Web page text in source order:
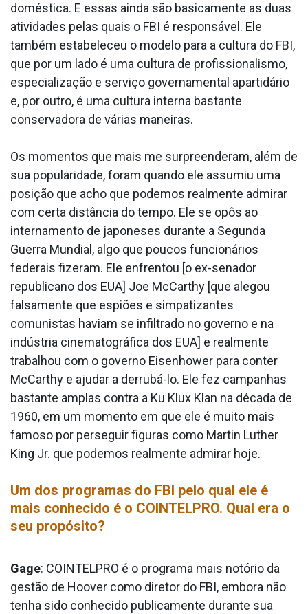
doméstica. E essas ainda são basicamente as duas
atividades pelas quais o FBI é responsável. Ele
também estabeleceu o modelo para a cultura do FBI,
que por um lado é uma cultura de profissionalismo,
especialização e serviço governamental apartidário
e, por outro, é uma cultura interna bastante
conservadora de várias maneiras.
Os momentos que mais me surpreenderam, além de
sua popularidade, foram quando ele assumiu uma
posição que acho que podemos realmente admirar
com certa distância do tempo. Ele se opôs ao
internamento de japoneses durante a Segunda
Guerra Mundial, algo que poucos funcionários
federais fizeram. Ele enfrentou [o ex-senador
republicano dos EUA] Joe McCarthy [que alegou
falsamente que espiões e simpatizantes
comunistas haviam se infiltrado no governo e na
indústria cinematográfica dos EUA] e realmente
trabalhou com o governo Eisenhower para conter
McCarthy e ajudar a derrubá-lo. Ele fez campanhas
bastante amplas contra a Ku Klux Klan na década de
1960, em um momento em que ele é muito mais
famoso por perseguir figuras como Martin Luther
King Jr. que podemos realmente admirar hoje.
Um dos programas do FBI pelo qual ele é
mais conhecido é o COINTELPRO. Qual era o
seu propósito?
Gage: COINTELPRO é o programa mais notório da
gestão de Hoover como diretor do FBI, embora não
tenha sido conhecido publicamente durante sua